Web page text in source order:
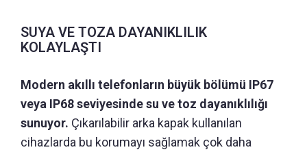
SUYA VE TOZA DAYANIKLILIK
KOLAYLAŞTI
Modern akıllı telefonların büyük bölümü IP67
veya IP68 seviyesinde su ve toz dayanıklılığı
sunuyor. Çıkarılabilir arka kapak kullanılan
cihazlarda bu korumayı sağlamak çok daha